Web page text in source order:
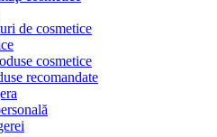
de cosmetice
cosmetice
recomandate